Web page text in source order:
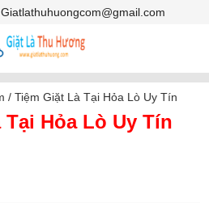
Giatlathuhuongcom@gmail.com
giá
/Tiệm Giặt Là Tại Hỏa Lò Uy Tín
Hỏa Lò Uy Tín